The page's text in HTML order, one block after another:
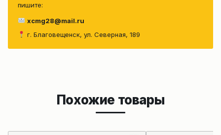
пишите:
xcmg28@mail.ru
г. Благовещенск, ул. Северная, 189
Похожие товары